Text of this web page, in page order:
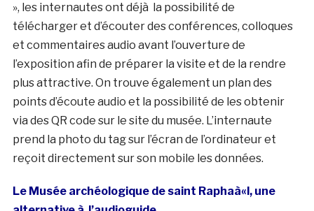
», les internautes ont déjà la possibilité de
télécharger et d’écouter des conférences, colloques
et commentaires audio avant l’ouverture de
l’exposition afin de préparer la visite et de la rendre
plus attractive. On trouve également un plan des
points d’écoute audio et la possibilité de les obtenir
via des QR code sur le site du musée. L’internaute
prend la photo du tag sur l’écran de l’ordinateur et
reçoit directement sur son mobile les données.
Le Musée archéologique de saint Raphaà«l, une